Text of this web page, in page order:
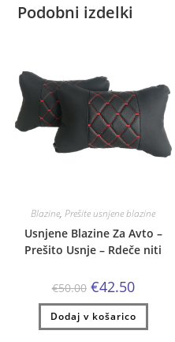
Podobni izdelki
Blazine,Prešite usnjene blazine
Usnjene Blazine Za Avto –
Prešito Usnje – Rdeče niti
€50.00 Izvirna
cena
je
bila:
€50.00.
€42.50Trenutna
cena
je:
€42.50.
Dodaj v košarico